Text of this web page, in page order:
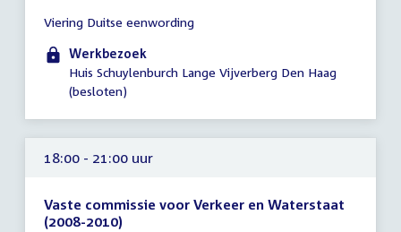
vergadering
17:00
-
20:00
Viering Duitse eenwording
Werkbezoek
Huis Schuylenburch Lange Vijverberg Den Haag
(besloten)
18:00 - 21:00 uur
Vaste commissie voor Verkeer en Waterstaat
(2008-2010)